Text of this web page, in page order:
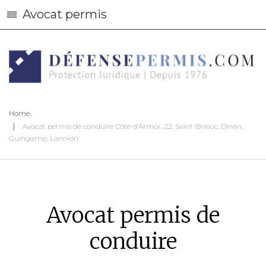
Avocat permis
Home
Avocat permis de conduire Côte d’Armor, 22, Saint-Brieuc, Dinan,
Guingamp, Lannion
Avocat permis de
conduire